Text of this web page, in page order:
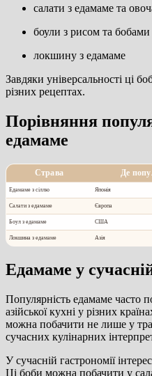
салати з едамаме та
боули з рисом та бобами
локшину з едамаме
Завдяки універсальності ці
різних рецептах.
Порівняння
едамаме
Страва Де
Едамаме з сіллю Японія
Салати з едамаме Європа
Боул з едамаме США
Локшина з едамаме Азія
Едамаме у
Популярність едамаме часто
азійської кухні у різних
можна побачити не лише у
сучасних кулінарних
У сучасній гастрономії
Ці боби можна побачити у